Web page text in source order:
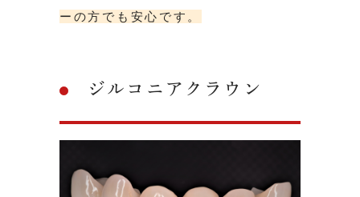
ーの方でも安心です。
ジルコニアクラウン